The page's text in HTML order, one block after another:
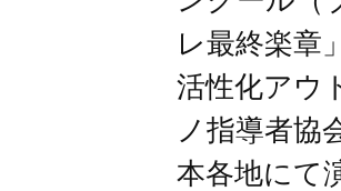
レ最終楽章
活性化アウ
ノ指導者協
本各地にて